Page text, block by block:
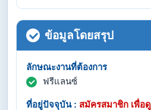
ข้อมูลโดยสรุป
ลักษณะงานที่ต้องการ
ฟรีแลนซ์
ที่อยู่ปัจจุบัน : สมัครสมาชิก เพื่อ